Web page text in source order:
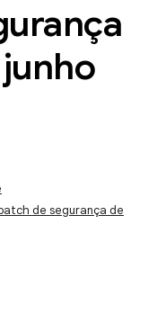
de segurança de